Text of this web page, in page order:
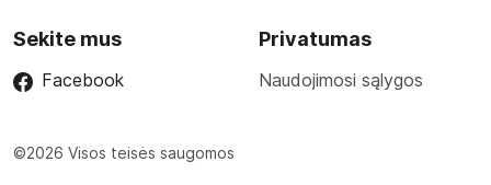
Sekite mus
Facebook
Privatumas
Naudojimosi sąlygos
©2026 Visos teisės saugomos